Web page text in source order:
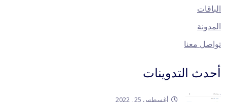
الباقات
المدونة
تواصل معنا
أحدث التدوينات
أغسطس 25 , 2022